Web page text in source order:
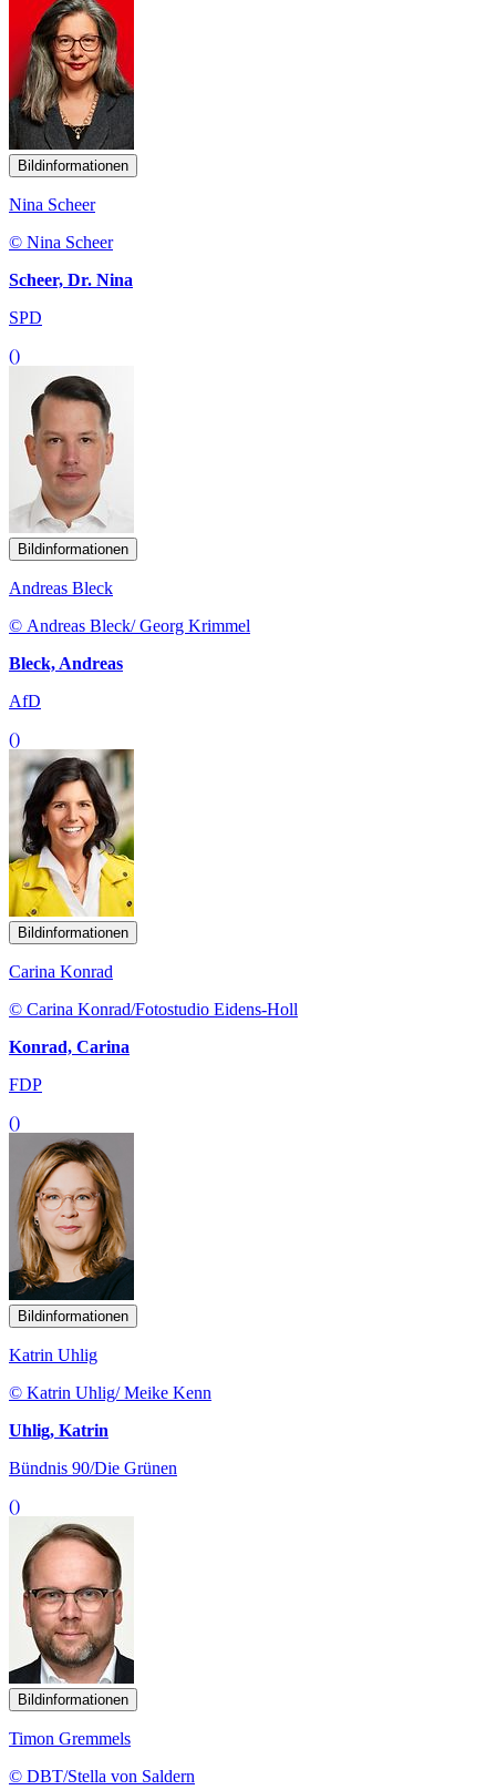
Bildinformationen
Nina Scheer
© Nina Scheer
Scheer, Dr. Nina
SPD
()
Bildinformationen
Andreas Bleck
© Andreas Bleck/ Georg Krimmel
Bleck, Andreas
AfD
()
Bildinformationen
Carina Konrad
© Carina Konrad/Fotostudio Eidens-Holl
Konrad, Carina
FDP
()
Bildinformationen
Katrin Uhlig
© Katrin Uhlig/ Meike Kenn
Uhlig, Katrin
Bündnis 90/Die Grünen
()
Bildinformationen
Timon Gremmels
© DBT/Stella von Saldern